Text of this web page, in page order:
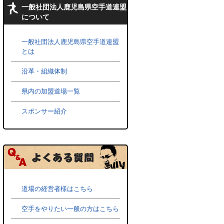
一般社団法人鹿児島県空手道連盟
について
一般社団法人鹿児島県空手道連盟
とは
沿革・組織体制
県内の加盟道場一覧
スポンサー紹介
道場の経営者様はこちら
空手をやりたい一般の方はこちら